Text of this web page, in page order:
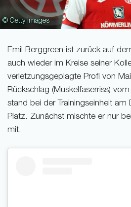
© Getty images
Emil Berggreen ist zurück auf
auch wieder im Kreise seiner
verletzungsgeplagte Profi von
Rückschlag (Muskelfaserriss)
stand bei der Trainingseinheit
Platz. Zunächst mischte er nur
mit.